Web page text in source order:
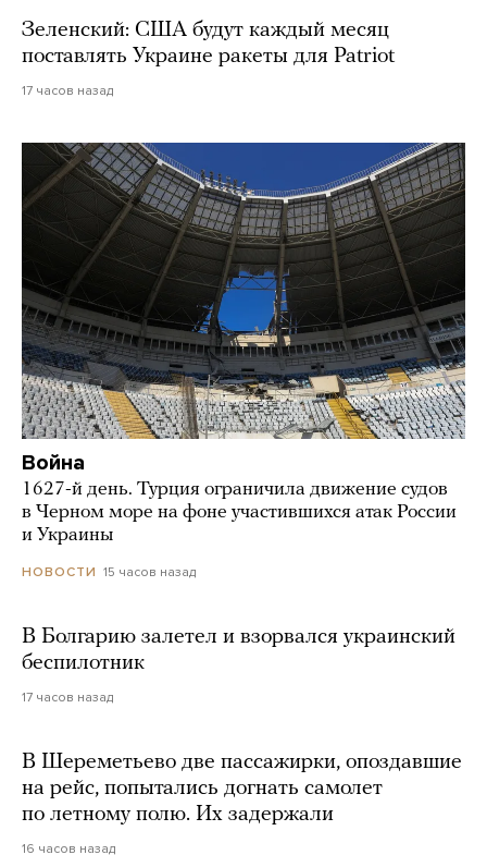
Зеленский: США будут каждый месяц
поставлять Украине ракеты для Patriot
17 часов назад
Война
1627-й день. Турция ограничила движение судов
в Черном море на фоне участившихся атак России
и Украины
НОВОСТИ 15 часов назад
В Болгарию залетел и взорвался украинский
беспилотник
17 часов назад
В Шереметьево две пассажирки, опоздавшие
на рейс, попытались догнать самолет
по летному полю. Их задержали
16 часов назад